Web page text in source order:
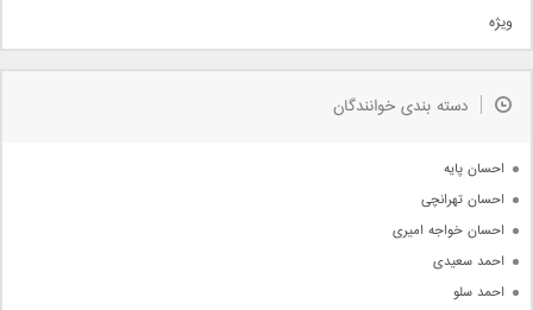
دمو
مذهبی
جدیدترین ها
ویژه
دسته بندی خوانندگان
احسان پایه
احسان تهرانچی
احسان خواجه امیری
احمد سعیدی
احمد سلو